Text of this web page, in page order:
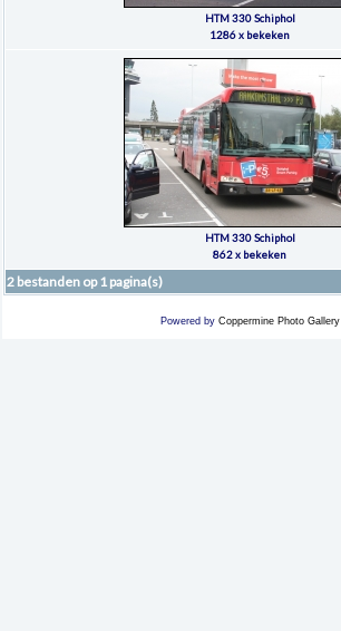
HTM 330 Schiphol
1286 x bekeken
HTM 330 Schiphol
862 x bekeken
2 bestanden op 1 pagina(s)
Powered by Coppermine Photo Gallery